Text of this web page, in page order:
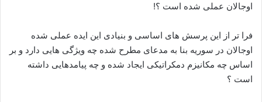
اوجالان عملی شده است ؟!
فرا تر از این پرسش های اساسی و بنیادی این ایده عملی شده
اوجالان در سوریه بنا به مدعای مطرح شده چه ویژگی هایی دارد و بر
اساس چه مکانیزم دمکراتیکی ایجاد شده و چه پیامدهایی داشته
است ؟